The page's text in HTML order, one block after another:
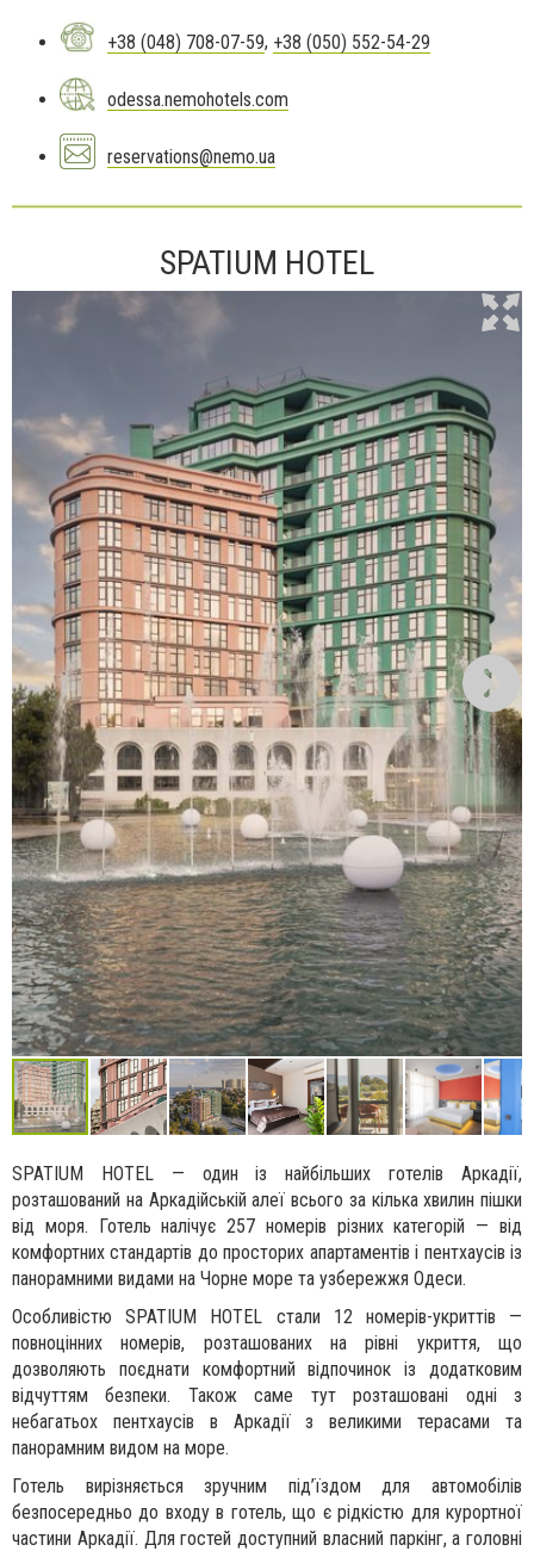
+38 (048) 708-07-59, +38 (050) 552-54-29
odessa.nemohotels.com
reservations@nemo.ua
SPATIUM HOTEL
SPATIUM HOTEL — один із найбільших готелів Аркадії,
розташований на Аркадійській алеї всього за кілька хвилин пішки
від моря. Готель налічує 257 номерів різних категорій — від
комфортних стандартів до просторих апартаментів і пентхаусів із
панорамними видами на Чорне море та узбережжя Одеси.
Особливістю SPATIUM HOTEL стали 12 номерів-укриттів —
повноцінних номерів, розташованих на рівні укриття, що
дозволяють поєднати комфортний відпочинок із додатковим
відчуттям безпеки. Також саме тут розташовані одні з
небагатьох пентхаусів в Аркадії з великими терасами та
панорамним видом на море.
Готель вирізняється зручним під’їздом для автомобілів
безпосередньо до входу в готель, що є рідкістю для курортної
частини Аркадії. Для гостей доступний власний паркінг, а головні